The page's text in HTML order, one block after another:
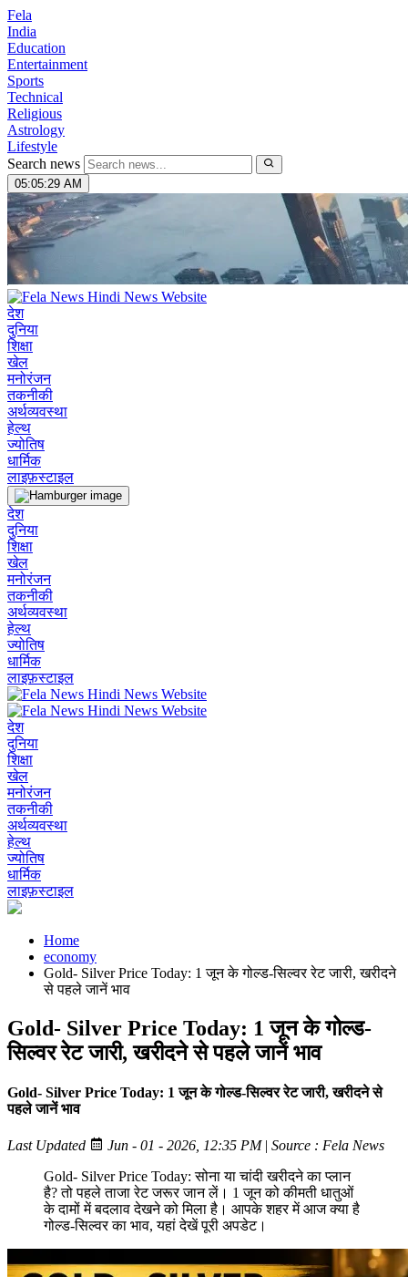
Fela
India
Education
Entertainment
Sports
Technical
Religious
Astrology
Lifestyle
Search news
05:05:30 AM
देश
दुनिया
शिक्षा
खेल
मनोरंजन
तकनीकी
अर्थव्यवस्था
हेल्थ
ज्योतिष
धार्मिक
लाइफ़स्टाइल
देश
दुनिया
शिक्षा
खेल
मनोरंजन
तकनीकी
अर्थव्यवस्था
हेल्थ
ज्योतिष
धार्मिक
लाइफ़स्टाइल
देश
दुनिया
शिक्षा
खेल
मनोरंजन
तकनीकी
अर्थव्यवस्था
हेल्थ
ज्योतिष
धार्मिक
लाइफ़स्टाइल
Home
economy
Gold- Silver Price Today: 1 जून के गोल्ड-सिल्वर रेट जारी, खरीदने
से पहले जानें भाव
Gold- Silver Price Today: 1 जून के गोल्ड-
सिल्वर रेट जारी, खरीदने से पहले जानें भाव
Gold- Silver Price Today: 1 जून के गोल्ड-सिल्वर रेट जारी, खरीदने से
पहले जानें भाव
Last Updated Jun - 01 - 2026, 12:35 PM| Source : Fela News
Gold- Silver Price Today: सोना या चांदी खरीदने का प्लान
है? तो पहले ताजा रेट जरूर जान लें। 1 जून को कीमती धातुओं
के दामों में बदलाव देखने को मिला है। आपके शहर में आज क्या है
गोल्ड-सिल्वर का भाव, यहां देखें पूरी अपडेट।